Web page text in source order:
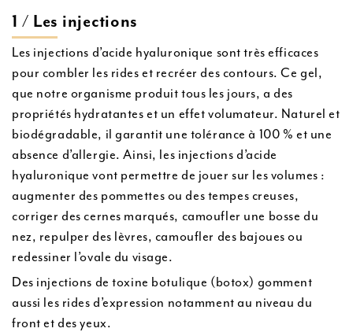
1 / Les injections
Les injections d’acide hyaluronique sont très efficaces
pour combler les rides et recréer des contours. Ce gel,
que notre organisme produit tous les jours, a des
propriétés hydratantes et un effet volumateur. Naturel et
biodégradable, il garantit une tolérance à 100 % et une
absence d’allergie. Ainsi, les injections d’acide
hyaluronique vont permettre de jouer sur les volumes :
augmenter des pommettes ou des tempes creuses,
corriger des cernes marqués, camoufler une bosse du
nez, repulper des lèvres, camoufler des bajoues ou
redessiner l’ovale du visage.
Des injections de toxine botulique (botox) gomment
aussi les rides d’expression notamment au niveau du
front et des yeux.